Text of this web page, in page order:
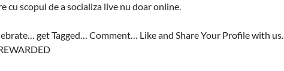
cu scopul de a socializa live nu doar online.
get Tagged… Comment… Like and Share Your Profile with us.